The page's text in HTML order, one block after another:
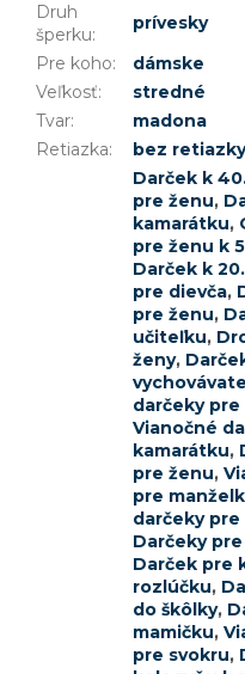
Druh
šperku:
prívesky
Pre koho:
dámske
Veľkosť:
stredné
Tvar:
madona
Retiazka: bez retiazky
Darček k
pre ženu,
kamarátku,
pre ženu k
Darček k
pre dievča,
pre ženu,
učiteľku,
ženy,
darčeky pre
Vianočné
kamarátku,
pre ženu,
pre
darčeky
Darčeky
Darček pre
rozlúčku,
do škôlky,
mamičku,
pre svokru,